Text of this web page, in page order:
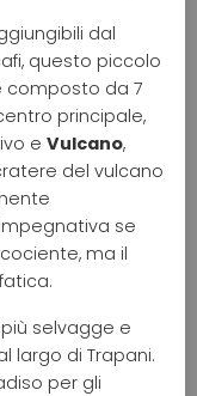
dal
questo piccolo
composto da 7
principale,
e Vulcano,
del vulcano
se
ma il
selvagge e
largo di Trapani.
per gli